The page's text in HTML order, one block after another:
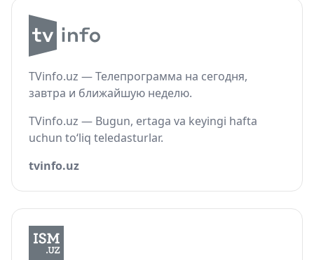
TVinfo.uz — Телепрограмма на сегодня,
завтра и ближайшую неделю.
TVinfo.uz — Bugun, ertaga va keyingi hafta
uchun to‘liq teledasturlar.
tvinfo.uz